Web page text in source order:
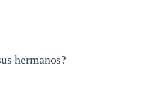
hermanos?